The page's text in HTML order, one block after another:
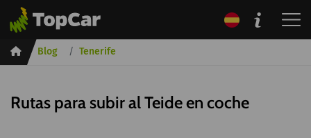
InicioBlog Tenerife
Rutas para subir al Teide en coche